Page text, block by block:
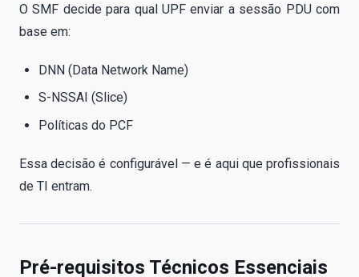
O SMF decide para qual UPF enviar a sessão PDU com
base em:
DNN (Data Network Name)
S-NSSAI (Slice)
Políticas do PCF
Essa decisão é configurável — e é aqui que profissionais
de TI entram.
Pré-requisitos Técnicos Essenciais